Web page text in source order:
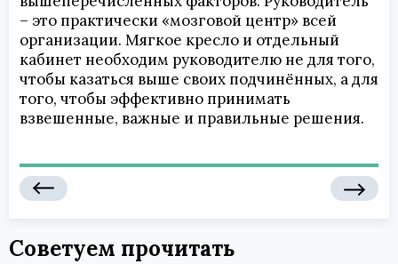
– это практически «мозговой центр» всей
организации. Мягкое кресло и отдельный
кабинет необходим руководителю не для того,
чтобы казаться выше своих подчинённых, а для
того, чтобы эффективно принимать
взвешенные, важные и правильные решения.
Советуем прочитать